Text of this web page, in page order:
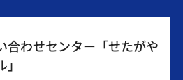
合わせセンター「せたがや